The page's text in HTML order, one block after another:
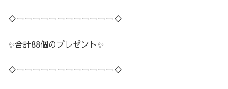
♢ーーーーーーーーーーーー♢
✨合計88個のプレゼント✨
♢ーーーーーーーーーーーー♢